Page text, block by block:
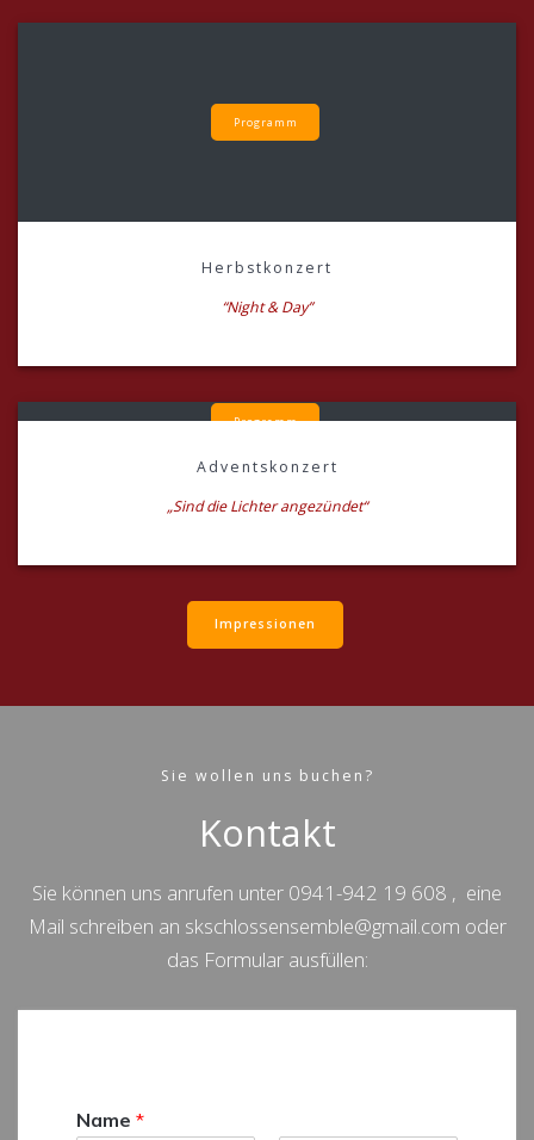
Programm
Herbstkonzert
“Night & Day”
Programm
Adventskonzert
„Sind die Lichter angezündet“
Impressionen
Sie wollen uns buchen?
Kontakt
Sie können uns anrufen unter 0941-942 19 608 , eine
Mail schreiben an skschlossensemble@gmail.com oder
das Formular ausfüllen:
Name *